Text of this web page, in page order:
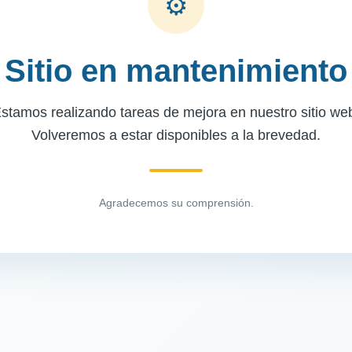
Sitio en mantenimiento
realizando tareas de mejora en nuestro sitio
Volveremos a estar disponibles a la brevedad.
Agradecemos su comprensión.